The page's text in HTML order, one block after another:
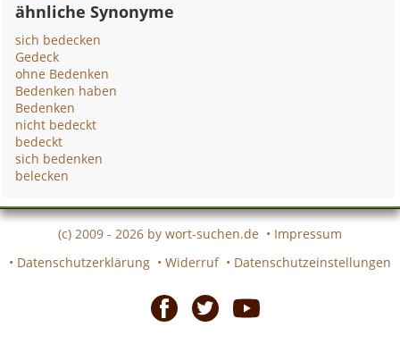
ähnliche Synonyme
sich bedecken
Gedeck
ohne Bedenken
Bedenken haben
Bedenken
nicht bedeckt
bedeckt
sich bedenken
belecken
(c) 2009 - 2026 by wort-suchen.de • Impressum
• Datenschutzerklärung • Widerruf • Datenschutzeinstellungen